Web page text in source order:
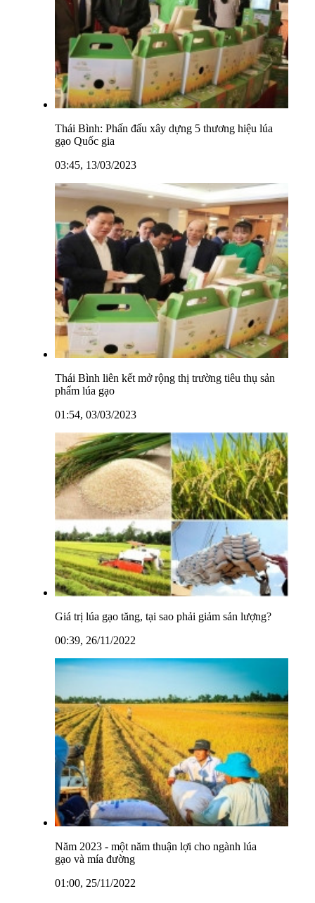
Thái Bình: Phấn đấu xây dựng 5 thương hiệu lúa
gạo Quốc gia
03:45, 13/03/2023
Thái Bình liên kết mở rộng thị trường tiêu thụ sản
phẩm lúa gạo
01:54, 03/03/2023
Giá trị lúa gạo tăng, tại sao phải giảm sản lượng?
00:39, 26/11/2022
Năm 2023 - một năm thuận lợi cho ngành lúa
gạo và mía đường
01:00, 25/11/2022